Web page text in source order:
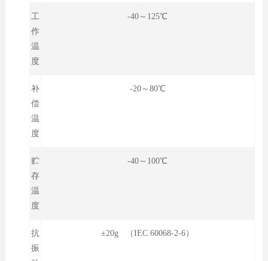
工
作
温
度
-40～125℃
补
偿
温
度
-20～80℃
贮
存
温
度
-40～100℃
抗
振
±20g （IEC 60068-2-6）